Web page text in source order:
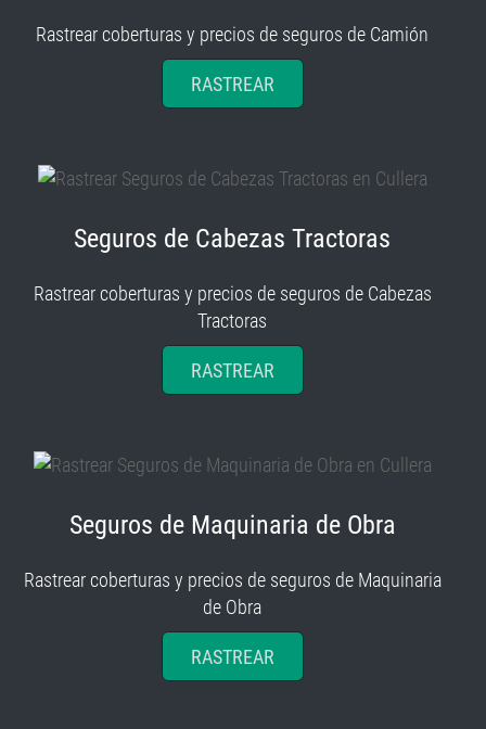
Rastrear coberturas y precios de seguros de Camión
RASTREAR
Seguros de Cabezas Tractoras
Rastrear coberturas y precios de seguros de Cabezas
Tractoras
RASTREAR
Seguros de Maquinaria de Obra
Rastrear coberturas y precios de seguros de Maquinaria
de Obra
RASTREAR